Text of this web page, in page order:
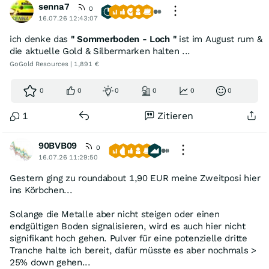
senna7
0
16.07.26 12:43:07
ich denke das " Sommerboden - Loch "ist im August rum &
die aktuelle Gold & Silbermarken halten ...
GoGold Resources | 1,891 €
0 0 0 0 0 0
1 Zitieren
90BVB09
0
16.07.26 11:29:50
Gestern ging zu roundabout 1,90 EUR meine Zweitposi hier
ins Körbchen...
Solange die Metalle aber nicht steigen oder einen
endgültigen Boden signalisieren, wird es auch hier nicht
signifikant hoch gehen. Pulver für eine potenzielle dritte
Tranche halte ich bereit, dafür müsste es aber nochmals >
25% down gehen...